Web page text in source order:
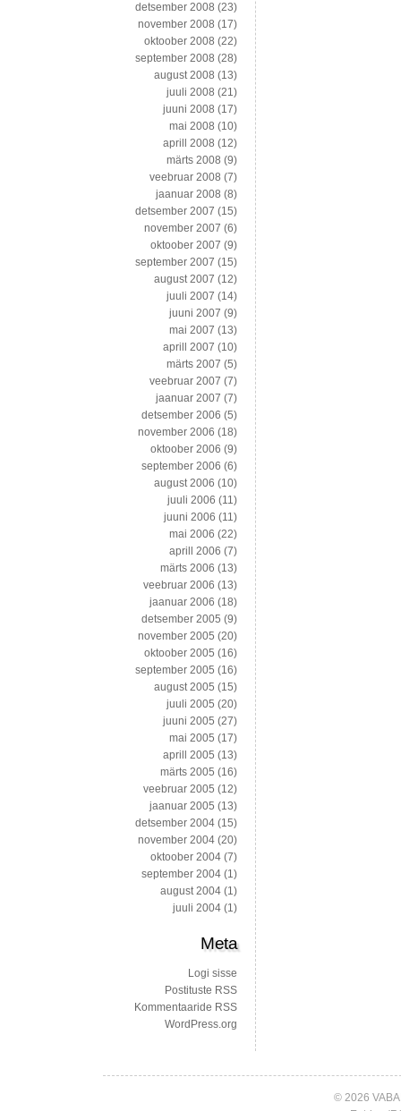
detsember 2008 (23)
november 2008 (17)
oktoober 2008 (22)
september 2008 (28)
august 2008 (13)
juuli 2008 (21)
juuni 2008 (17)
mai 2008 (10)
aprill 2008 (12)
märts 2008 (9)
veebruar 2008 (7)
jaanuar 2008 (8)
detsember 2007 (15)
november 2007 (6)
oktoober 2007 (9)
september 2007 (15)
august 2007 (12)
juuli 2007 (14)
juuni 2007 (9)
mai 2007 (13)
aprill 2007 (10)
märts 2007 (5)
veebruar 2007 (7)
jaanuar 2007 (7)
detsember 2006 (5)
november 2006 (18)
oktoober 2006 (9)
september 2006 (6)
august 2006 (10)
juuli 2006 (11)
juuni 2006 (11)
mai 2006 (22)
aprill 2006 (7)
märts 2006 (13)
veebruar 2006 (13)
jaanuar 2006 (18)
detsember 2005 (9)
november 2005 (20)
oktoober 2005 (16)
september 2005 (16)
august 2005 (15)
juuli 2005 (20)
juuni 2005 (27)
mai 2005 (17)
aprill 2005 (13)
märts 2005 (16)
veebruar 2005 (12)
jaanuar 2005 (13)
detsember 2004 (15)
november 2004 (20)
oktoober 2004 (7)
september 2004 (1)
august 2004 (1)
juuli 2004 (1)
Meta
Logi sisse
Postituste RSS
Kommentaaride RSS
WordPress.org
© 2026